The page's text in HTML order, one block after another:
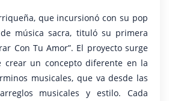
que incursionó con su pop
música sacra, tituló su primera
Con Tu Amor”. El proyecto surge
crear un concepto diferente en la
musicales, que va desde las
musicales y estilo. Cada